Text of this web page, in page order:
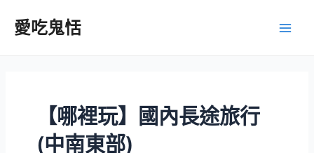
愛吃鬼恬
【哪裡玩】國內長途旅行
(中南東部)